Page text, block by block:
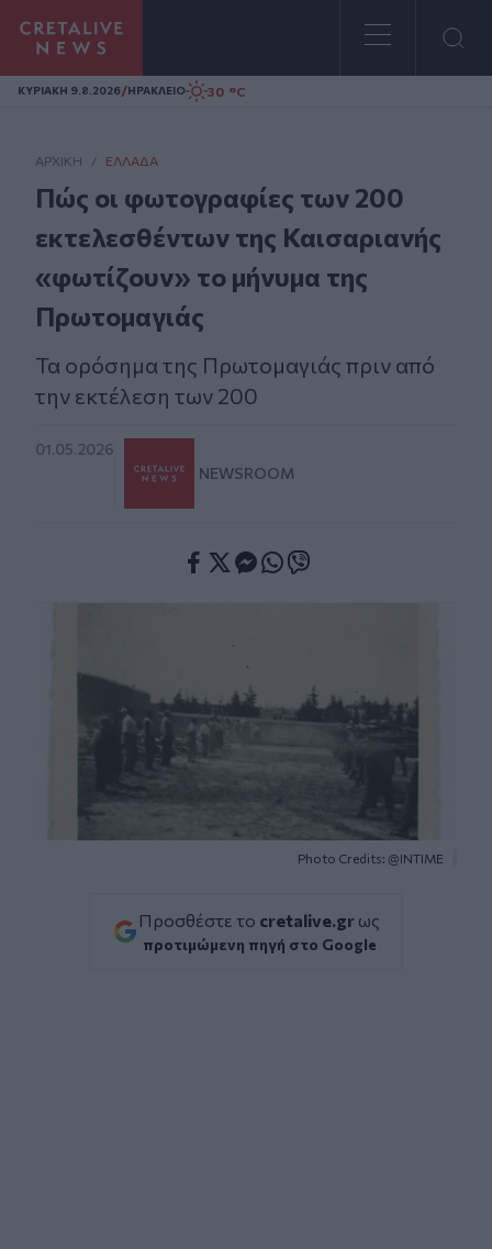
Homepage
ΚΥΡΙΑΚΗ 9.8.2026/ΗΡΑΚΛΕΙΟ 30 °C
ΑΡΧΙΚΗ / ΕΛΛΆΔΑ
Πώς οι φωτογραφίες των 200
εκτελεσθέντων της Καισαριανής
«φωτίζουν» το μήνυμα της
Πρωτομαγιάς
Τα ορόσημα της Πρωτομαγιάς πριν από
την εκτέλεση των 200
01.05.2026
NEWSROOM
Photo Credits: @INTIME
Προσθέστε το cretalive.gr ως
προτιμώμενη πηγή στο Google